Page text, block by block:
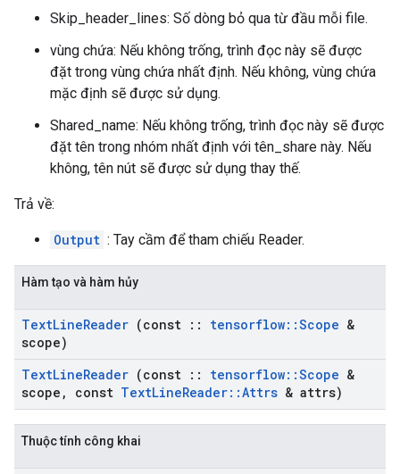
Skip_header_lines: Số dòng bỏ qua từ đầu mỗi file.
vùng chứa: Nếu không trống, trình đọc này sẽ được
đặt trong vùng chứa nhất định. Nếu không, vùng chứa
mặc định sẽ được sử dụng.
Shared_name: Nếu không trống, trình đọc này sẽ được
đặt tên trong nhóm nhất định với tên_share này. Nếu
không, tên nút sẽ được sử dụng thay thế.
Trả về:
Output : Tay cầm để tham chiếu Reader.
Hàm tạo và hàm hủy
TextLineReader (const :: tensorflow::Scope &
scope)
TextLineReader (const :: tensorflow::Scope &
scope , const TextLineReader::Attrs & attrs)
Thuộc tính công khai